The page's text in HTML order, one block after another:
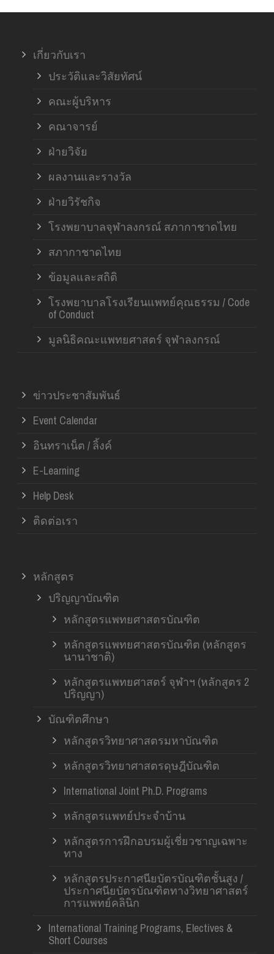
เกี่ยวกับเรา
ประวัติและวิสัยทัศน์
คณะผู้บริหาร
คณาจารย์
ฝ่ายวิจัย
ผลงานและรางวัล
ฝ่ายวิรัชกิจ
โรงพยาบาลจุฬาลงกรณ์ สภากาชาดไทย
สภากาชาดไทย
ข้อมูลและสถิติ
โรงพยาบาลโรงเรียนแพทย์คุณธรรม / Code
of Conduct
มูลนิธิคณะแพทยศาสตร์ จุฬาลงกรณ์
ข่าวประชาสัมพันธ์
Event Calendar
อินทราเน็ต / ลิ้งค์
E-Learning
Help Desk
ติดต่อเรา
หลักสูตร
ปริญญาบัณฑิต
หลักสูตรแพทยศาสตรบัณฑิต
หลักสูตรแพทยศาสตรบัณฑิต (หลักสูตร
นานาชาติ)
หลักสูตรแพทยศาสตร์ จุฬาฯ (หลักสูตร 2
ปริญญา)
บัณฑิตศึกษา
หลักสูตรวิทยาศาสตรมหาบัณฑิต
หลักสูตรวิทยาศาสตรดุษฎีบัณฑิต
International Joint Ph.D. Programs
หลักสูตรแพทย์ประจำบ้าน
หลักสูตรการฝึกอบรมผู้เชี่ยวชาญเฉพาะ
ทาง
หลักสูตรประกาศนียบัตรบัณฑิตชั้นสูง /
ประกาศนียบัตรบัณฑิตทางวิทยาศาสตร์
การแพทย์คลินิก
International Training Programs, Electives &
Short Courses